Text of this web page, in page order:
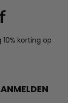
korting op